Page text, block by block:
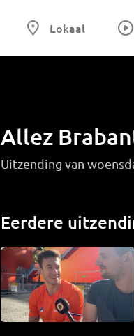
Lokaal
Allez
Uitzending van
Eerdere